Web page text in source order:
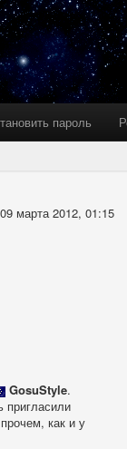
пароль
марта 2012, 01:15
GosuStyle.
пригласили
как и у